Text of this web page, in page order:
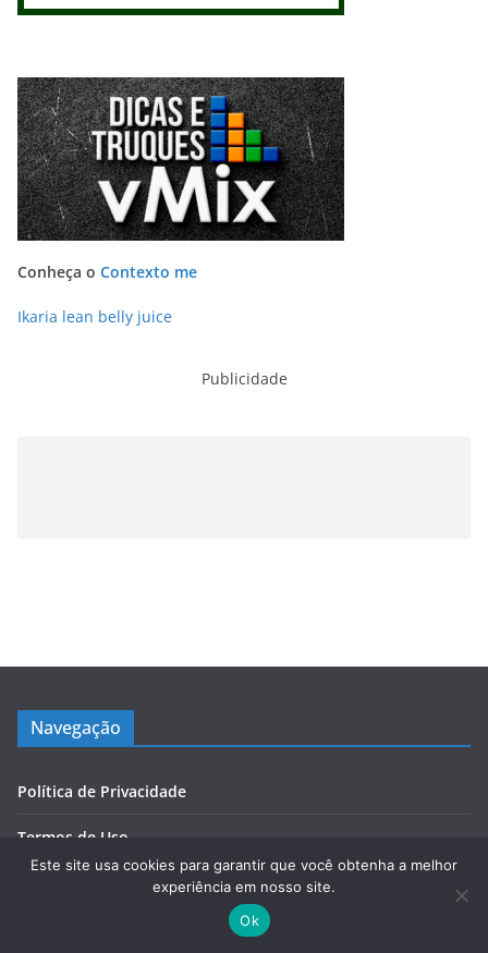
Conheça o Contexto me
Ikaria lean belly juice
Publicidade
Navegação
Política de Privacidade
Termos de Uso
Este site usa cookies para garantir que você obtenha a melhor
experiência em nosso site.
Ok